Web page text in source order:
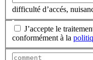
difficulté d’accés,
J’accepte le
conformément à la